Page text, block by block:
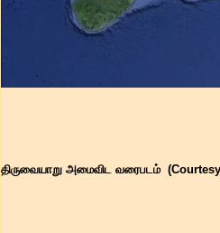
திருவையாறு அமைவிட வரைபடம்